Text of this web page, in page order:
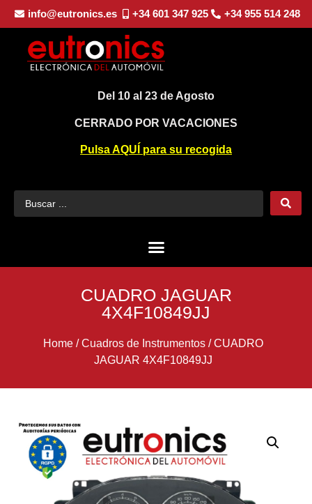
info@eutronics.es +34 601 347 925 +34 955 514 248
Del 10 al 23 de Agosto
CERRADO POR VACACIONES
Pulsa AQUÍ para su recogida
CUADRO JAGUAR
4X4F10849JJ
Home/Cuadros de Instrumentos/CUADRO
JAGUAR 4X4F10849JJ